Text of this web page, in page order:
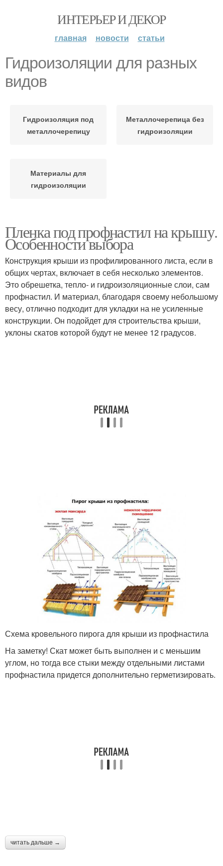
ИНТЕРЬЕР И ДЕКОР
главная новости статьи
Гидроизоляции для разных
видов
Гидроизоляция под
металлочерепицу
Металлочерепица без
гидроизоляции
Материалы для
гидроизоляции
Пленка под профнастил на крышу.
Особенности выбора
Конструкция крыши из профилированного листа, если в
общих чертах, включает в себя несколько элементов.
Это обрешетка, тепло- и гидроизоляционные слои, сам
профнастил. И материал, благодаря своему небольшому
весу, отлично подходит для укладки на не усиленные
конструкции. Он подойдет для строительства крыши,
уклоны скатов которой будут не менее 12 градусов.
Схема кровельного пирога для крыши из профнастила
На заметку! Скат может быть выполнен и с меньшим
углом, но тогда все стыки между отдельными листами
профнастила придется дополнительно герметизировать.
читать дальше →